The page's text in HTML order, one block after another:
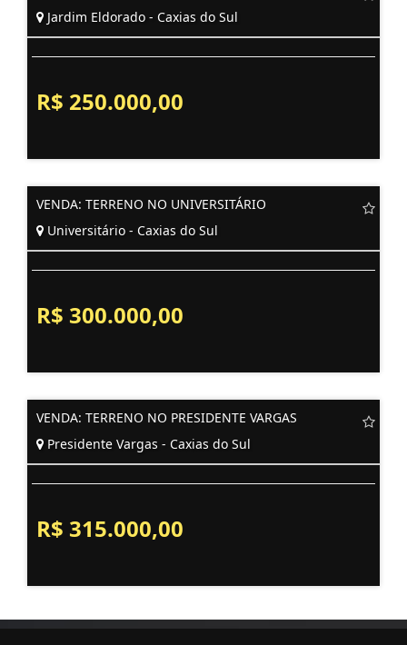
Jardim Eldorado - Caxias do Sul
R$ 250.000,00
VENDA: TERRENO NO UNIVERSITÁRIO
Universitário - Caxias do Sul
R$ 300.000,00
VENDA: TERRENO NO PRESIDENTE VARGAS
Presidente Vargas - Caxias do Sul
R$ 315.000,00